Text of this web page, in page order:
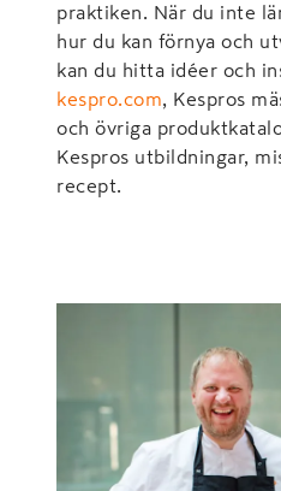
praktiken. När du inte
hur du kan förnya och
kan du hitta idéer och
kespro.com , Kespros
och övriga
Kespros utbildningar,
recept.